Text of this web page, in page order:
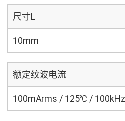
尺寸L
10mm
额定纹波电流
100mArms / 125℃ / 100kHz